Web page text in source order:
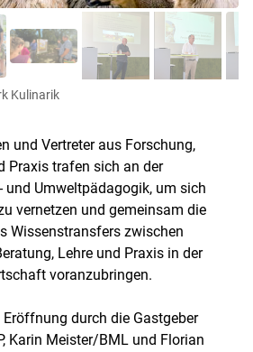
Kulinarik
und Vertreter aus Forschung,
Praxis trafen sich an der
und Umweltpädagogik, um sich
vernetzen und gemeinsam die
Wissenstransfers zwischen
Lehre und Praxis in der
voranzubringen.
durch die Gastgeber
Karin Meister/BML und Florian